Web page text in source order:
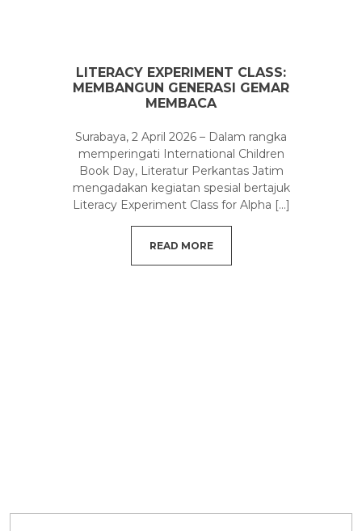
LITERACY EXPERIMENT CLASS:
MEMBANGUN GENERASI GEMAR
MEMBACA
Surabaya, 2 April 2026 – Dalam rangka
memperingati International Children
Book Day, Literatur Perkantas Jatim
mengadakan kegiatan spesial bertajuk
Literacy Experiment Class for Alpha [...]
READ MORE